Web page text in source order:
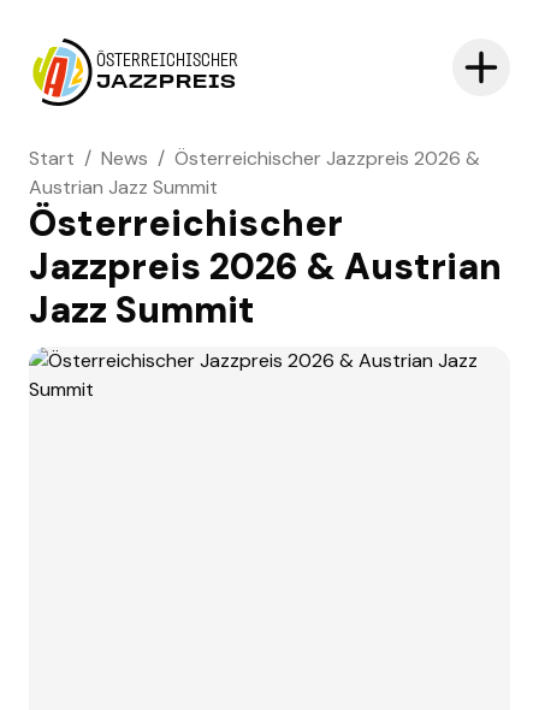
ÖSTERREICHISCHER
JAZZPREIS
Start / News / Österreichischer Jazzpreis 2026 &
Austrian Jazz Summit
Österreichischer
Jazzpreis 2026 & Austrian
Jazz Summit